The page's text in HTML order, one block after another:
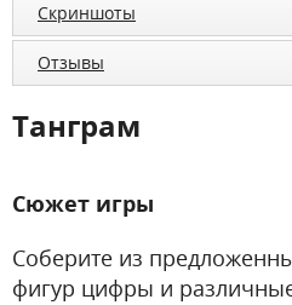
Скриншоты
Отзывы
Танграм
Сюжет игры
Соберите из
фигур цифры и